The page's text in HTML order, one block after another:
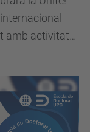
amb activitats